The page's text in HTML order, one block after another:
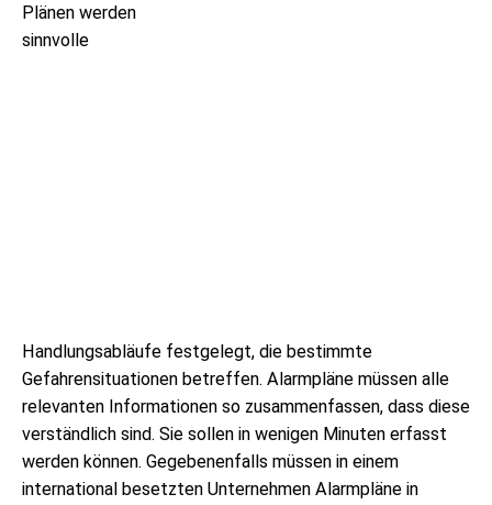
Plänen werden
sinnvolle
Handlungsabläufe festgelegt, die bestimmte
Gefahrensituationen betreffen. Alarmpläne müssen alle
relevanten Informationen so zusammenfassen, dass diese
verständlich sind. Sie sollen in wenigen Minuten erfasst
werden können. Gegebenenfalls müssen in einem
international besetzten Unternehmen Alarmpläne in